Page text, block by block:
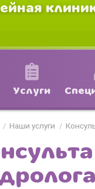
Услуги
/ Наши услуги /